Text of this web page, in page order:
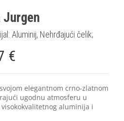
Aluminij, Nehrđajući čelik;
€
elegantnom crno-zlatnom
ugodnu atmosferu u
aluminija i